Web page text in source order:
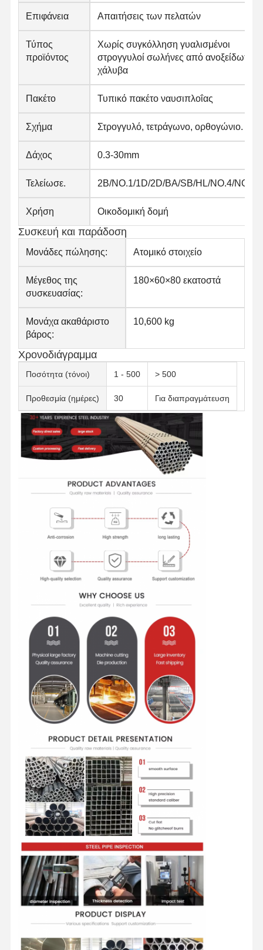
Επιφάνεια Απαιτήσεις των πελατών
Τύπος
προϊόντος
Χωρίς συγκόλληση γυαλισμένοι
στρογγυλοί σωλήνες από ανοξείδωτο
χάλυβα
Πακέτο Τυπικό πακέτο ναυσιπλοΐας
Σχήμα Στρογγυλό, τετράγωνο, ορθογώνιο.
Δάχος 0.3-30mm
Τελείωσε. 2B/NO.1/1D/2D/BA/SB/HL/NO.4/NO.8
Χρήση Οικοδομική δομή
Συσκευή και παράδοση
Μονάδες πώλησης: Ατομικό στοιχείο
Μέγεθος της
συσκευασίας:
180×60×80 εκατοστά
Μονάχα ακαθάριστο
βάρος:
10,600 kg
Χρονοδιάγραμμα
Ποσότητα (τόνοι) 1 - 500 > 500
Προθεσμία (ημέρες) 30 Για διαπραγμάτευση